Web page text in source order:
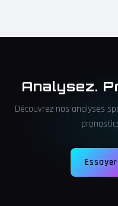
Analysez.
Découvrez nos analyses